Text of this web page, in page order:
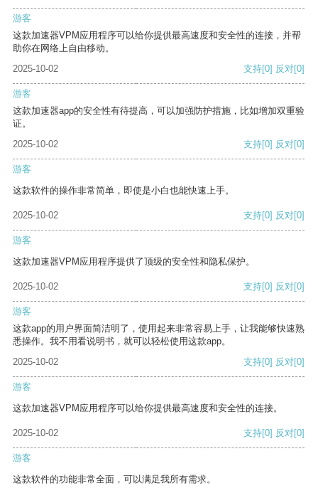
游客
这款加速器VPM应用程序可以给你提供最高速度和安全性的连接，并帮
助你在网络上自由移动。
2025-10-02
支持[0] 反对[0]
游客
这款加速器app的安全性有待提高，可以加强防护措施，比如增加双重验
证。
2025-10-02
支持[0] 反对[0]
游客
这款软件的操作非常简单，即使是小白也能快速上手。
2025-10-02 支持[0] 反对[0]
游客
这款加速器VPM应用程序提供了顶级的安全性和隐私保护。
2025-10-02 支持[0] 反对[0]
游客
这款app的用户界面简洁明了，使用起来非常容易上手，让我能够快速熟
悉操作。我不用看说明书，就可以轻松使用这款app。
2025-10-02
支持[0] 反对[0]
游客
这款加速器VPM应用程序可以给你提供最高速度和安全性的连接。
2025-10-02 支持[0] 反对[0]
游客
这款软件的功能非常全面，可以满足我所有需求。